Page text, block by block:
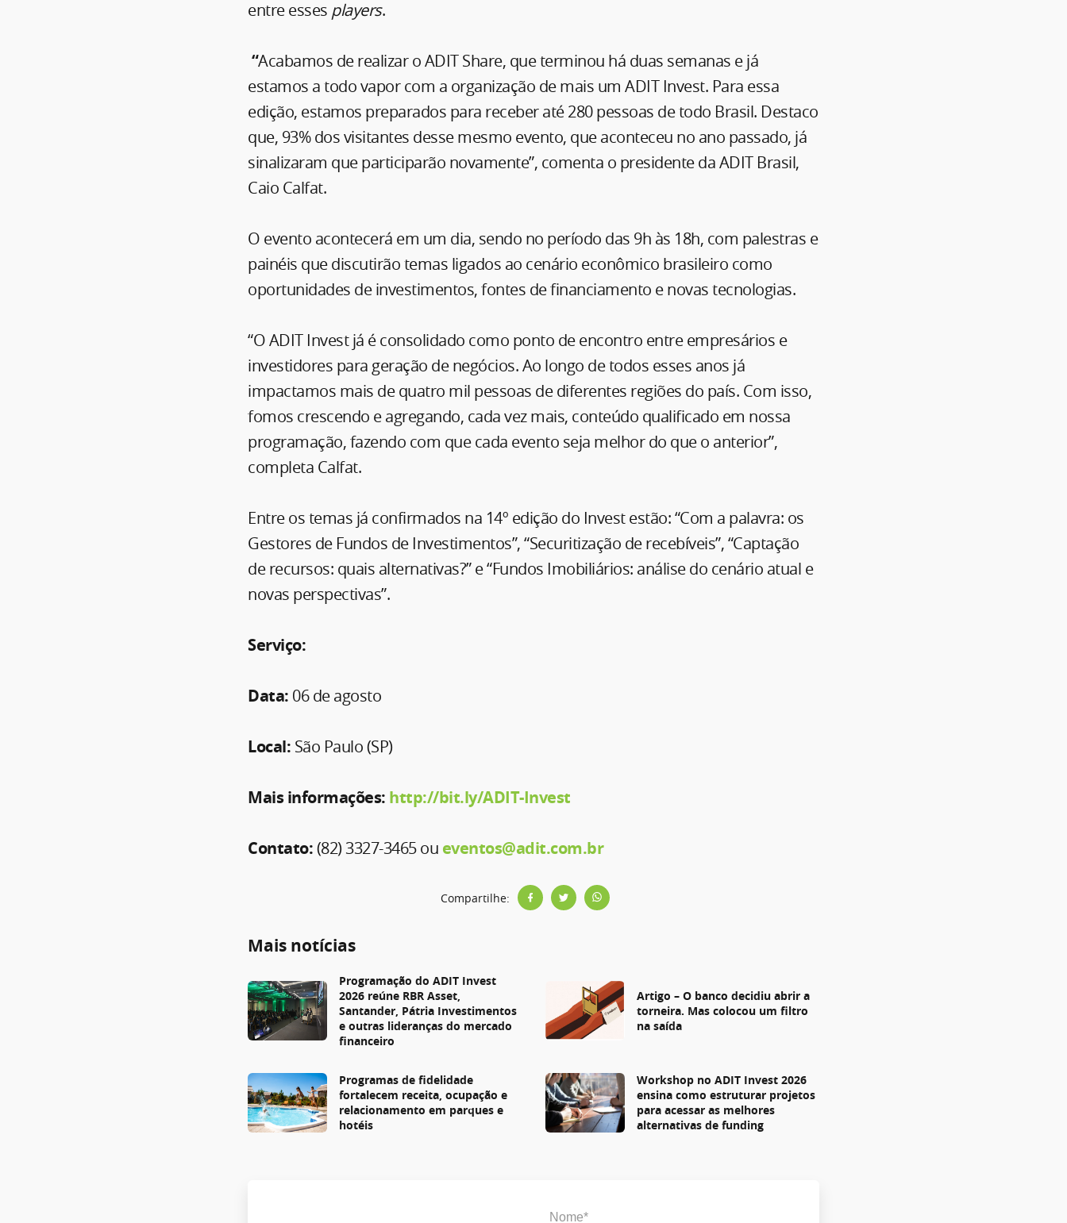
entre esses players.
“Acabamos de realizar o ADIT Share, que terminou há duas semanas e já
estamos a todo vapor com a organização de mais um ADIT Invest. Para essa
edição, estamos preparados para receber até 280 pessoas de todo Brasil. Destaco
que, 93% dos visitantes desse mesmo evento, que aconteceu no ano passado, já
sinalizaram que participarão novamente”, comenta o presidente da ADIT Brasil,
Caio Calfat.
O evento acontecerá em um dia, sendo no período das 9h às 18h, com palestras e
painéis que discutirão temas ligados ao cenário econômico brasileiro como
oportunidades de investimentos, fontes de financiamento e novas tecnologias.
“O ADIT Invest já é consolidado como ponto de encontro entre empresários e
investidores para geração de negócios. Ao longo de todos esses anos já
impactamos mais de quatro mil pessoas de diferentes regiões do país. Com isso,
fomos crescendo e agregando, cada vez mais, conteúdo qualificado em nossa
programação, fazendo com que cada evento seja melhor do que o anterior”,
completa Calfat.
Entre os temas já confirmados na 14º edição do Invest estão: “Com a palavra: os
Gestores de Fundos de Investimentos”, “Securitização de recebíveis”, “Captação
de recursos: quais alternativas?” e “Fundos Imobiliários: análise do cenário atual e
novas perspectivas”.
Serviço:
Data: 06 de agosto
Local: São Paulo (SP)
Mais informações: http://bit.ly/ADIT-Invest
Contato:(82) 3327-3465 ou eventos@adit.com.br
Compartilhe:
Mais notícias
Programação do ADIT Invest
2026 reúne RBR Asset,
Santander, Pátria Investimentos
e outras lideranças do mercado
financeiro
Artigo – O banco decidiu abrir a
torneira. Mas colocou um filtro
na saída
Programas de fidelidade
fortalecem receita, ocupação e
relacionamento em parques e
hotéis
Workshop no ADIT Invest 2026
ensina como estruturar projetos
para acessar as melhores
alternativas de funding
Nome*